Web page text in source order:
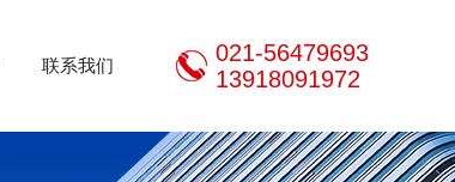
联系我们
021-56479693
13918091972